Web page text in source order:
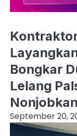
Bongkar
Lelang
September 20,